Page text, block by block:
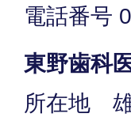
電話番号
東野歯科
所在地